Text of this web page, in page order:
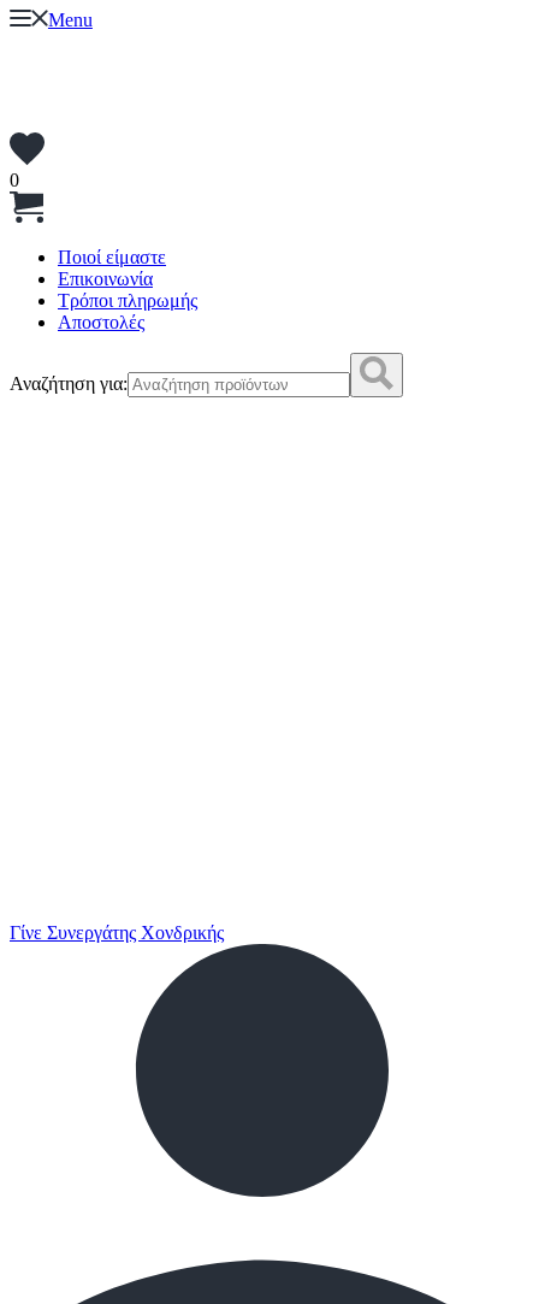
Menu
0
Ποιοί είμαστε
Επικοινωνία
Τρόποι πληρωμής
Αποστολές
Αναζήτηση για:
Γίνε Συνεργάτης Χονδρικής